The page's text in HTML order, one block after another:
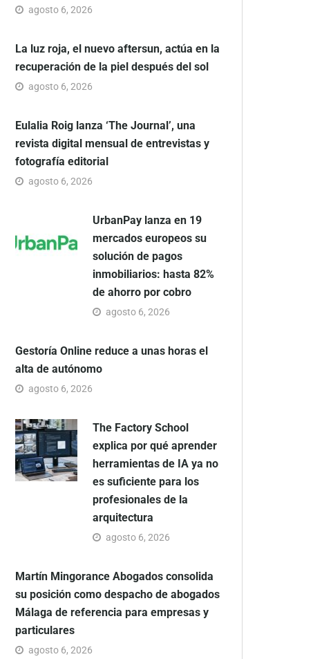
agosto 6, 2026
La luz roja, el nuevo aftersun, actúa en la
recuperación de la piel después del sol
agosto 6, 2026
Eulalia Roig lanza ‘The Journal’, una
revista digital mensual de entrevistas y
fotografía editorial
agosto 6, 2026
UrbanPay lanza en 19
mercados europeos su
solución de pagos
inmobiliarios: hasta 82%
de ahorro por cobro
agosto 6, 2026
Gestoría Online reduce a unas horas el
alta de autónomo
agosto 6, 2026
The Factory School
explica por qué aprender
herramientas de IA ya no
es suficiente para los
profesionales de la
arquitectura
agosto 6, 2026
Martín Mingorance Abogados consolida
su posición como despacho de abogados
Málaga de referencia para empresas y
particulares
agosto 6, 2026